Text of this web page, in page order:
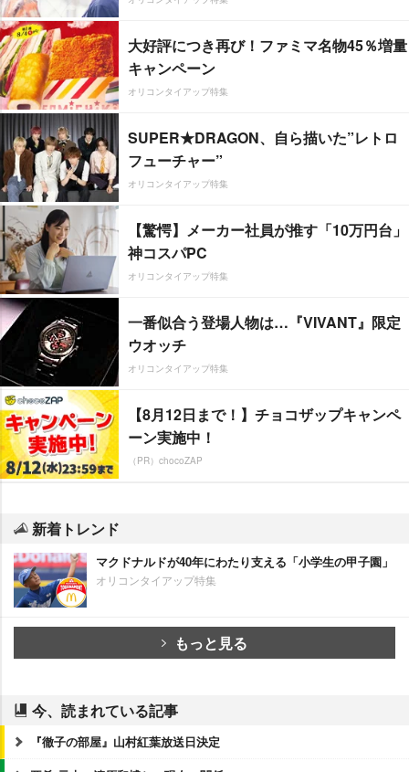
大好評につき再び！ファミマ名物45％増量
キャンペーン
オリコンタイアップ特集
SUPER★DRAGON、自ら描いた”レトロ
フューチャー”
オリコンタイアップ特集
【驚愕】メーカー社員が推す「10万円台」
神コスパPC
オリコンタイアップ特集
一番似合う登場人物は…『VIVANT』限定
ウオッチ
オリコンタイアップ特集
【8月12日まで！】チョコザップキャンペ
ーン実施中！
（PR）chocoZAP
新着トレンド
マクドナルドが40年にわたり支える「小学生の甲子園」
オリコンタイアップ特集
もっと見る
今、読まれている記事
『徹子の部屋』山村紅葉放送日決定